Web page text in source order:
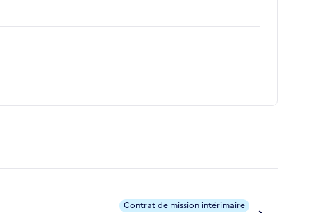
Contrat de mission intérimaire